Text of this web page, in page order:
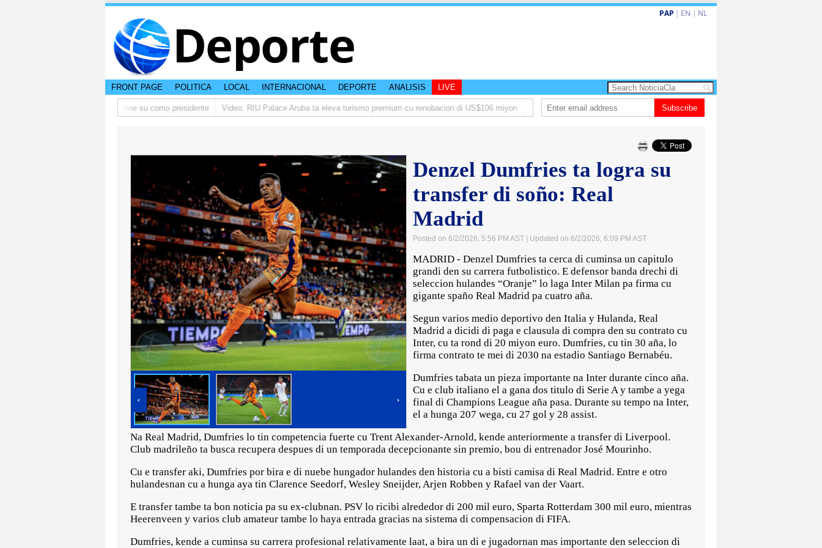
Deporte PAP | EN | NL
FRONT PAGE POLITICA LOCAL INTERNACIONAL DEPORTE ANALISIS LIVE
pidi disculpa, y FIFA ta mantene su como presidente Video: RIU Palace Aruba ta eleva turismo premium cu renobacion di US$106 miyon Aruba ta enfrenta Sur Korea den duelo di pitcheo
Subscribe
‹ ›
Denzel Dumfries ta logra su
transfer di soño: Real
Madrid
Posted on 6/2/2026, 5:56 PM AST | Updated on 6/2/2026, 6:09 PM AST
MADRID - Denzel Dumfries ta cerca di cuminsa un capitulo
grandi den su carrera futbolistico. E defensor banda drechi di
seleccion hulandes “Oranje” lo laga Inter Milan pa firma cu
gigante spaño Real Madrid pa cuatro aña.
Segun varios medio deportivo den Italia y Hulanda, Real
Madrid a dicidi di paga e clausula di compra den su contrato cu
Inter, cu ta rond di 20 miyon euro. Dumfries, cu tin 30 aña, lo
firma contrato te mei di 2030 na estadio Santiago Bernabéu.
Dumfries tabata un pieza importante na Inter durante cinco aña.
Cu e club italiano el a gana dos titulo di Serie A y tambe a yega
final di Champions League aña pasa. Durante su tempo na Inter,
el a hunga 207 wega, cu 27 gol y 28 assist.
Na Real Madrid, Dumfries lo tin competencia fuerte cu Trent Alexander-Arnold, kende anteriormente a transfer di Liverpool.
Club madrileño ta busca recupera despues di un temporada decepcionante sin premio, bou di entrenador José Mourinho.
Cu e transfer aki, Dumfries por bira e di nuebe hungador hulandes den historia cu a bisti camisa di Real Madrid. Entre e otro
hulandesnan cu a hunga aya tin Clarence Seedorf, Wesley Sneijder, Arjen Robben y Rafael van der Vaart.
E transfer tambe ta bon noticia pa su ex-clubnan. PSV lo ricibi alrededor di 200 mil euro, Sparta Rotterdam 300 mil euro, mientras
Heerenveen y varios club amateur tambe lo haya entrada gracias na sistema di compensacion di FIFA.
Dumfries, kende a cuminsa su carrera profesional relativamente laat, a bira un di e jugadornan mas importante den seleccion di